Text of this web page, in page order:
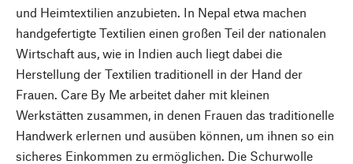
und Heimtextilien anzubieten. In Nepal etwa machen
handgefertigte Textilien einen großen Teil der nationalen
Wirtschaft aus, wie in Indien auch liegt dabei die
Herstellung der Textilien traditionell in der Hand der
Frauen. Care By Me arbeitet daher mit kleinen
Werkstätten zusammen, in denen Frauen das traditionelle
Handwerk erlernen und ausüben können, um ihnen so ein
sicheres Einkommen zu ermöglichen. Die Schurwolle